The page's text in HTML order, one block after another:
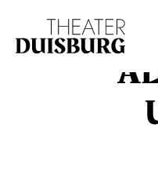
Zur Hauptnavigation springen
Zum Footer springen